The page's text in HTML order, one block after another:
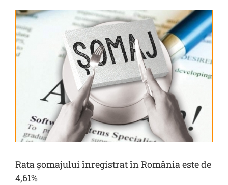
View
Larger
Image
Rata șomajului înregistrat în România este de
4,61%